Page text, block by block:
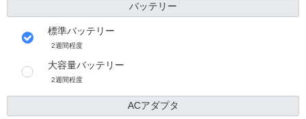
バッテリー
標準バッテリー
2週間程度
大容量バッテリー
2週間程度
ACアダプタ